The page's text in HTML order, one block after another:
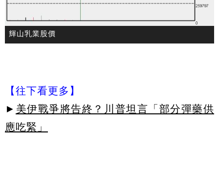
輝山乳業股價
【往下看更多】
► 美伊戰爭將告終？川普坦言「部分彈藥供
應吃緊」